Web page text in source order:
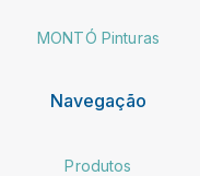
MONTÓ Pinturas
Navegação
Produtos